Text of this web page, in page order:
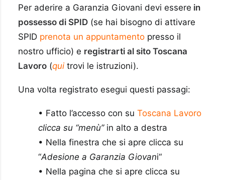
Per aderire a Garanzia Giovani devi essere in
possesso di SPID (se hai bisogno di attivare
SPID prenota un appuntamento presso il
nostro ufficio) e registrarti al sito Toscana
Lavoro (quitrovi le istruzioni).
Una volta registrato esegui questi passagi:
• Fatto l’accesso con su Toscana Lavoro
clicca su “menù”in alto a destra
• Nella finestra che si apre clicca su
“Adesione a Garanzia Giovani“
• Nella pagina che si apre clicca su